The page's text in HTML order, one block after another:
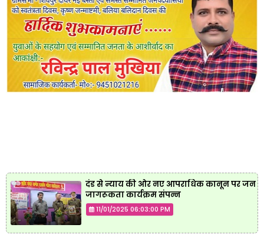
दंड से न्याय की ओर नए आपराधिक कानून पर जन
जागरूकता कार्यक्रम संपन्न
11/01/2025 06:03:00 PM